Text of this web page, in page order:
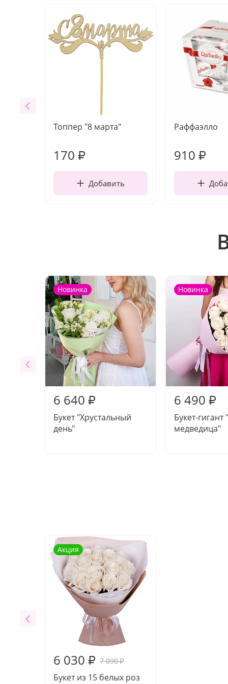
Топпер "8 марта"
170 ₽
Добавить
Раффаэлло
910 ₽
Новинка
6 640 ₽
Букет "Хрустальный
день"
Новинка
6 490 ₽
Букет-гигант
медведица"
Акция
6 030 ₽ 7 090₽
Букет из 15 белых роз